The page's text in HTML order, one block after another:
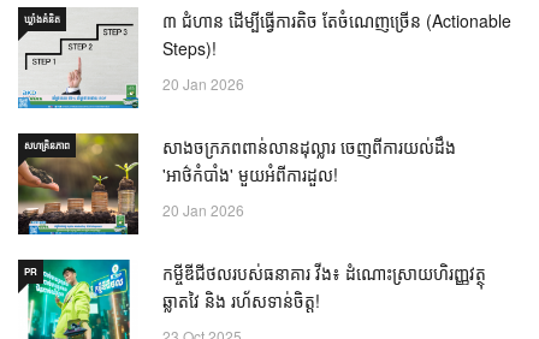
ឃ្លាំង​គំនិត
៣ ជំហាន ដើម្បីធ្វើការតិច តែចំណេញច្រើន (Actionable
Steps)!
20 Jan 2026
សហគ្រិនភាព
សាងចក្រភពពាន់លានដុល្លារ ចេញពីការយល់ដឹង
'អាថ៌កំបាំង' មួយអំពីការដួល!
20 Jan 2026
PR
កម្ចីឌីជីថលរបស់ធនាគារ វីង៖ ដំណោះស្រាយហិរញ្ញវត្ថុ
ឆ្លាតវៃ និង រហ័សទាន់ចិត្ត!